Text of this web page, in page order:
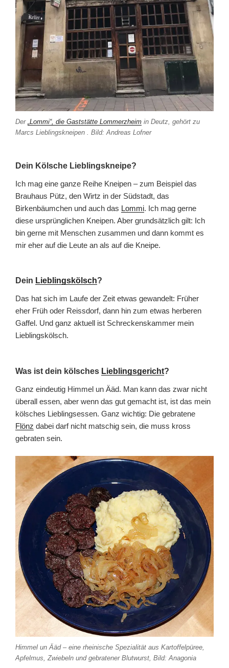
Der „Lommi“, die Gaststätte Lommerzheim in Deutz, gehört zu
Marcs Lieblingskneipen . Bild: Andreas Lofner
Dein Kölsche Lieblingskneipe?
Ich mag eine ganze Reihe Kneipen – zum Beispiel das
Brauhaus Pütz, den Wirtz in der Südstadt, das
Birkenbäumchen und auch das Lommi. Ich mag gerne
diese ursprünglichen Kneipen. Aber grundsätzlich gilt: Ich
bin gerne mit Menschen zusammen und dann kommt es
mir eher auf die Leute an als auf die Kneipe.
Dein Lieblingskölsch?
Das hat sich im Laufe der Zeit etwas gewandelt: Früher
eher Früh oder Reissdorf, dann hin zum etwas herberen
Gaffel. Und ganz aktuell ist Schreckenskammer mein
Lieblingskölsch.
Was ist dein kölsches Lieblingsgericht?
Ganz eindeutig Himmel un Ääd. Man kann das zwar nicht
überall essen, aber wenn das gut gemacht ist, ist das mein
kölsches Lieblingsessen. Ganz wichtig: Die gebratene
Flönz dabei darf nicht matschig sein, die muss kross
gebraten sein.
Himmel un Ääd – eine rheinische Spezialität aus Kartoffelpüree,
Apfelmus, Zwiebeln und gebratener Blutwurst, Bild: Anagonia